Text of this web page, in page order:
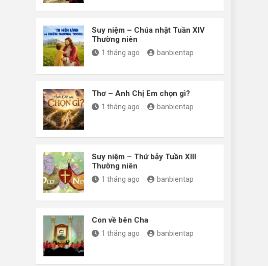
Suy niệm – Chúa nhật Tuần XIV
Thường niên
1 tháng ago banbientap
Thơ – Anh Chị Em chọn gì?
1 tháng ago banbientap
Suy niệm – Thứ bảy Tuần XIII
Thường niên
1 tháng ago banbientap
Con về bên Cha
1 tháng ago banbientap